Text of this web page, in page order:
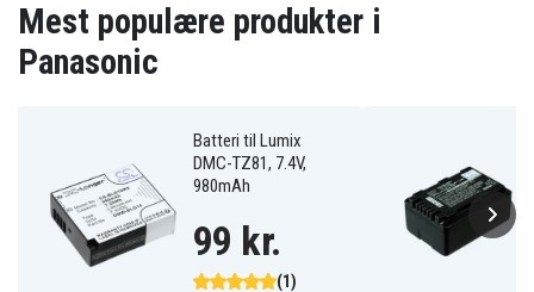
Mest populære produkter i
Panasonic
Batteri til Lumix
DMC-TZ81, 7.4V,
980mAh
(1)
99 kr.